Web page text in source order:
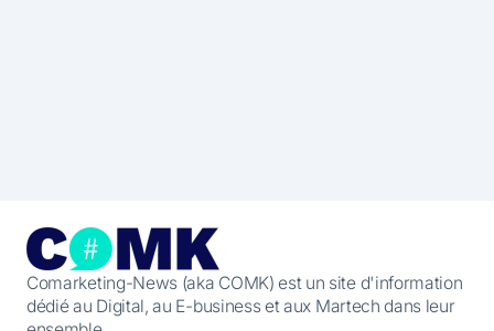
Comarketing-News (aka COMK) est un site d'information
dédié au Digital, au E-business et aux Martech dans leur